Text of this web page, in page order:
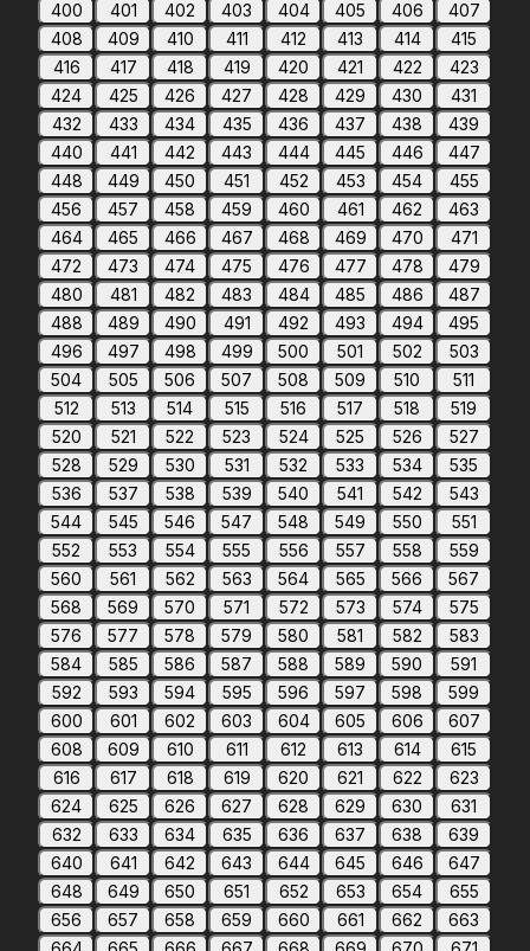
400 401 402 403 404 405 406
407
408
409 410 411 412 413 414
415
416
417 418 419 420 421 422
423
424
425 426 427 428 429 430
431
432
433 434 435 436 437 438
439
440
441 442 443 444 445 446
447
448
449 450 451 452 453 454
455
456
457 458 459 460 461 462
463
464
465 466 467 468 469 470
471
472
473 474 475 476 477 478
479
480
481 482 483 484 485 486
487
488
489 490 491 492 493 494
495
496
497 498 499 500 501 502
503
504
505 506 507 508 509 510
511
512
513 514 515 516 517 518
519
520
521 522 523 524 525 526
527
528
529 530 531 532 533 534
535
536
537 538 539 540 541 542
543
544
545 546 547 548 549 550
551
552
553 554 555 556 557 558
559
560
561 562 563 564 565 566
567
568
569 570 571 572 573 574
575
576
577 578 579 580 581 582
583
584
585 586 587 588 589 590
591
592
593 594 595 596 597 598
599
600
601 602 603 604 605 606
607
608
609 610 611 612 613 614
615
616
617 618 619 620 621 622
623
624
625 626 627 628 629 630
631
632
633 634 635 636 637 638
639
640
641 642 643 644 645 646
647
648
649 650 651 652 653 654
655
656
657 658 659 660 661 662
663